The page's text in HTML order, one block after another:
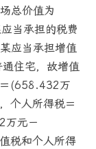
总价值为
当承担的税费
应当承担增值
住宅，故增值
(658.432万
个人所得税＝
万元－
税和个人所得